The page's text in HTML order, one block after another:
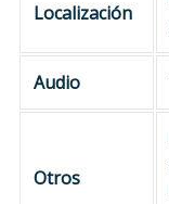
Localización
Audio
Otros